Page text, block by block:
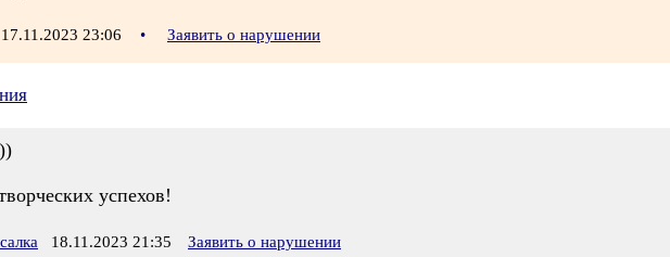
23:06 • Заявить о нарушении
успехов!
18.11.2023 21:35 Заявить о нарушении